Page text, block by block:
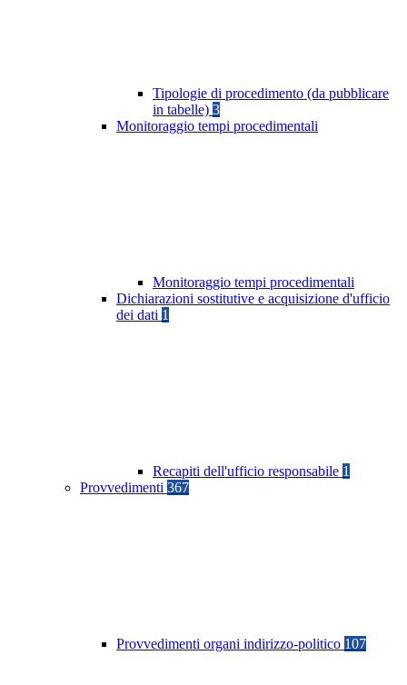
Tipologie di procedimento (da pubblicare
in tabelle) 3
Monitoraggio tempi procedimentali
Monitoraggio tempi procedimentali
Dichiarazioni sostitutive e acquisizione d'ufficio
dei dati 1
Recapiti dell'ufficio responsabile 1
Provvedimenti 367
Provvedimenti organi indirizzo-politico 107